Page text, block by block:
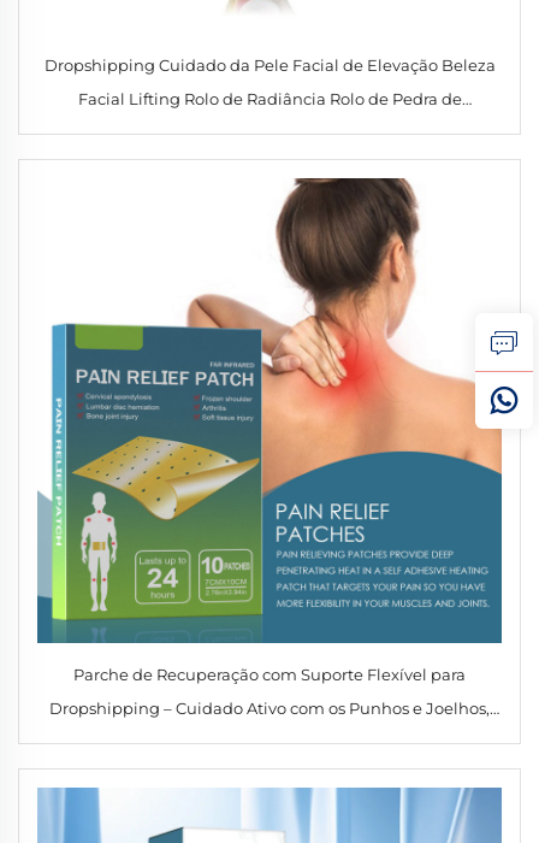
Dropshipping Cuidado da Pele Facial de Elevação Beleza
Facial Lifting Rolo de Radiância Rolo de Pedra de
Germânio Levantamento Facial Massagem com Bola Rolo
Parche de Recuperação com Suporte Flexível para
Dropshipping – Cuidado Ativo com os Punhos e Joelhos,
com Massagem Diária e Cuidado Corporal